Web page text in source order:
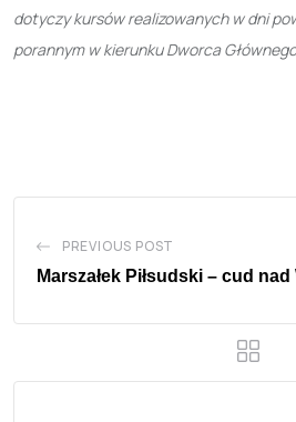
dotyczy kursów realizowanych w dni
porannym w kierunkuDworca
PREVIOUS POST
Marszałek Piłsudski – cud nad